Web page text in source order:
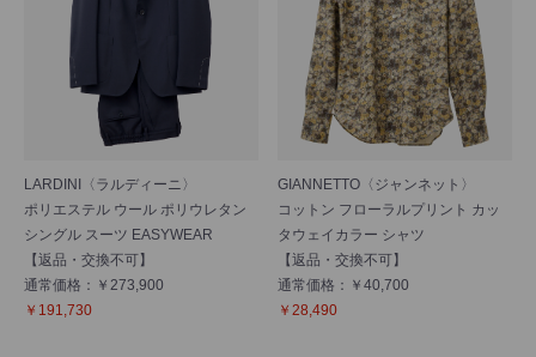
LARDINI〈ラルディーニ〉
ポリエステル ウール ポリウレタン
シングル スーツ EASYWEAR
【返品・交換不可】
通常価格：￥273,900
￥191,730
GIANNETTO〈ジャンネット〉
コットン フローラルプリント カッ
タウェイカラー シャツ
【返品・交換不可】
通常価格：￥40,700
￥28,490